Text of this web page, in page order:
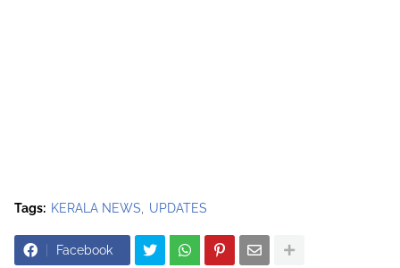
Tags: KERALA NEWS UPDATES
Facebook